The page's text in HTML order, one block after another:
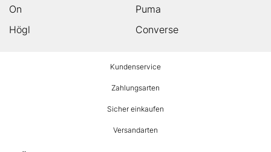
On
Puma
Högl
Converse
Kundenservice
Zahlungsarten
Sicher einkaufen
Versandarten